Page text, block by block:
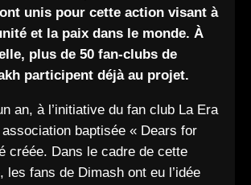
unis pour cette action visant à
et la paix dans le monde. À
plus de 50 fan-clubs de
participent déjà au projet.
an, à l’initiative du fan club La Era
baptisée « Dears for
créée. Dans le cadre de cette
les fans de Dimash ont eu l’idée